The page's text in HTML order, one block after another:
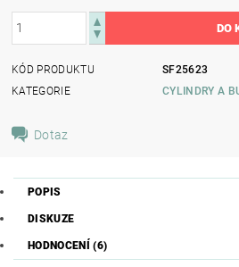
KÓD PRODUKTU
SF25623
KATEGORIE
CYLINDRY A
Dotaz
POPIS
DISKUZE
HODNOCENÍ (6)